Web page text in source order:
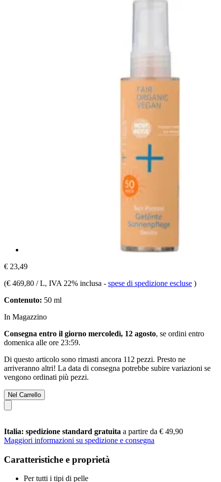
€ 23,49
(€ 469,80 / L, IVA 22% inclusa - spese di spedizione escluse )
Contenuto: 50 ml
In Magazzino
Consegna entro il giorno mercoledì, 12 agosto, se ordini entro
domenica alle ore 23:59.
Di questo articolo sono rimasti ancora 112 pezzi. Presto ne
arriveranno altri! La data di consegna potrebbe subire variazioni se
vengono ordinati più pezzi.
Nel Carrello
Italia: spedizione standard gratuita a partire da € 49,90
Maggiori informazioni su spedizione e consegna
Caratteristiche e proprietà
Per tutti i tipi di pelle